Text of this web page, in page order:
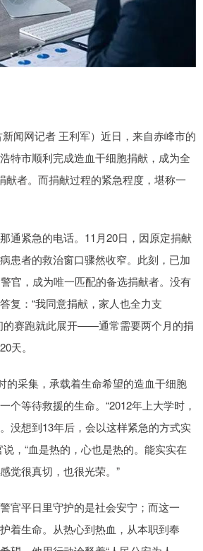
闻网记者 王利军）近日，来自赤峰市的
特市顺利完成造血干细胞捐献，成为全
献者。而捐献过程的紧急程度，堪称一
通紧急的电话。11月20日，因原定捐献
患者的救治窗口骤然收窄。此刻，已加
官，成为唯一匹配的备选捐献者。没有
复：“我同意捐献，家人也全力支
的赛跑就此展开——通常需要两个月的捐
天。
的采集，承载着生命希望的造血干细胞
个等待救援的生命。“2012年上大学时，
没想到13年后，会以这样紧急的方式实
，“血是热的，心也是热的。能实实在
觉很真切，也很光荣。”
官平日里守护的是社会安宁；而这一
着生命。从热心到热血，从本职到奉